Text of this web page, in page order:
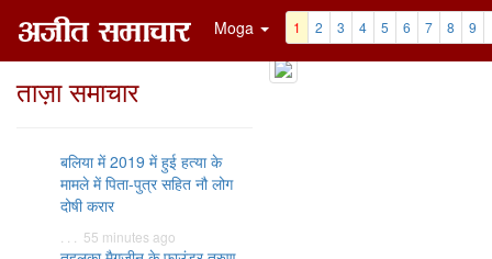
Moga 1 2 3 4 5 6 7 8 9
ताज़ा समाचार
बलिया में 2019 में हुई हत्या के
मामले में पिता-पुत्र सहित नौ लोग
दोषी करार
. . . 55 minutes ago